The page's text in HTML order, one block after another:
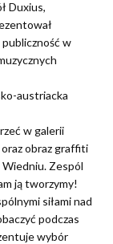
Duxius,
publiczność w
austriacka
w galerii
obraz graffiti
Zespól
ją tworzymy!
siłami nad
podczas
wybór